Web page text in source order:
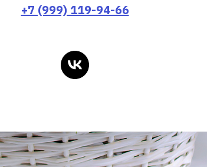
+7 (999) 119-94-66